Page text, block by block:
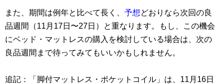
また、期間は例年と比べて長く、 予想どおりなら次回の良
品週間（11月17日〜27日）と重なります。もし、この機会
にベッド・マットレスの購入を検討している場合は、次の
良品週間まで待ってみてもいいかもしれません。
追記：「脚付マットレス・ポケットコイル」は、11月16日